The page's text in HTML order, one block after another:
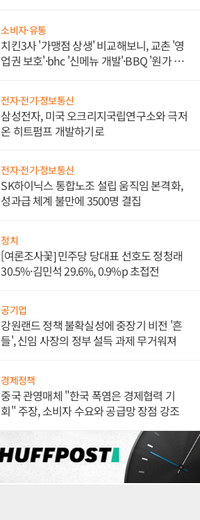
소비자·유통
치킨3사 '가맹점 상생' 비교해보니, 교촌 '영
업권 보호'·bhc '신메뉴 개발'·BBQ '원가 부
전자·전기·정보통신
삼성전자, 미국 오크리지국립연구소와 극저
온 히트펌프 개발하기로
전자·전기·정보통신
SK하이닉스 통합노조 설립 움직임 본격화,
성과급 체계 불만에 3500명 결집
정치
[여론조사꽃] 민주당 당대표 선호도 정청래
30.5%·김민석 29.6%, 0.9%p 초접전
공기업
강원랜드 정책 불확실성에 중장기 비전 '흔
들', 신임 사장의 정부 설득 과제 무거워져
경제정책
중국 관영매체 "한국 폭염은 경제협력 기
회" 주장, 소비자 수요와 공급망 장점 강조